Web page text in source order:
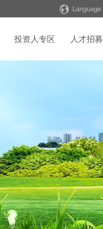
 Language
投资人专区 人才招募